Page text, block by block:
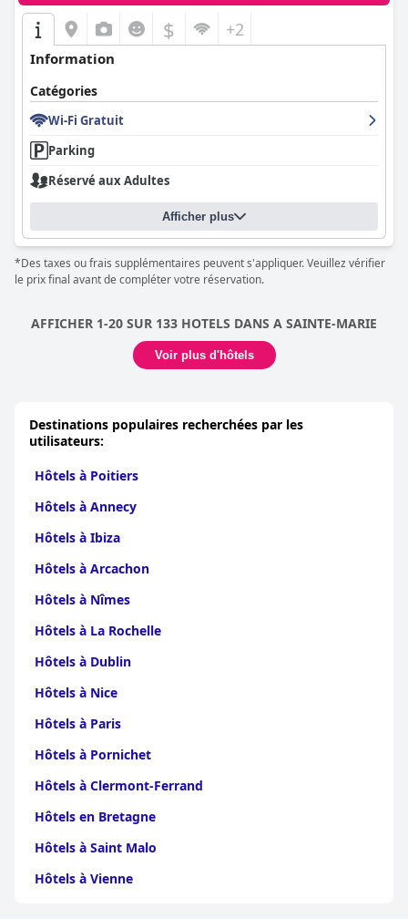
$ +2
Information
Catégories
Wi-Fi Gratuit
Parking
Réservé aux Adultes
Afficher plus
*Des taxes ou frais supplémentaires peuvent s'appliquer. Veuillez vérifier
le prix final avant de compléter votre réservation.
AFFICHER 1-20 SUR 133 HOTELS DANS A SAINTE-MARIE
Voir plus d'hôtels
Destinations populaires recherchées par les
utilisateurs:
Hôtels à Poitiers
Hôtels à Annecy
Hôtels à Ibiza
Hôtels à Arcachon
Hôtels à Nîmes
Hôtels à La Rochelle
Hôtels à Dublin
Hôtels à Nice
Hôtels à Paris
Hôtels à Pornichet
Hôtels à Clermont-Ferrand
Hôtels en Bretagne
Hôtels à Saint Malo
Hôtels à Vienne